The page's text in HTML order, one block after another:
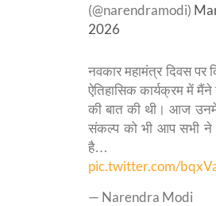
(@narendramodi)
2026
नवकार महामंत्र दिवस पर
ऐतिहासिक कार्यक्रम में
की बात की थी। आज
संकल्प को भी आप सभी ने
है…
pic.twitter.com/
— Narendra Modi